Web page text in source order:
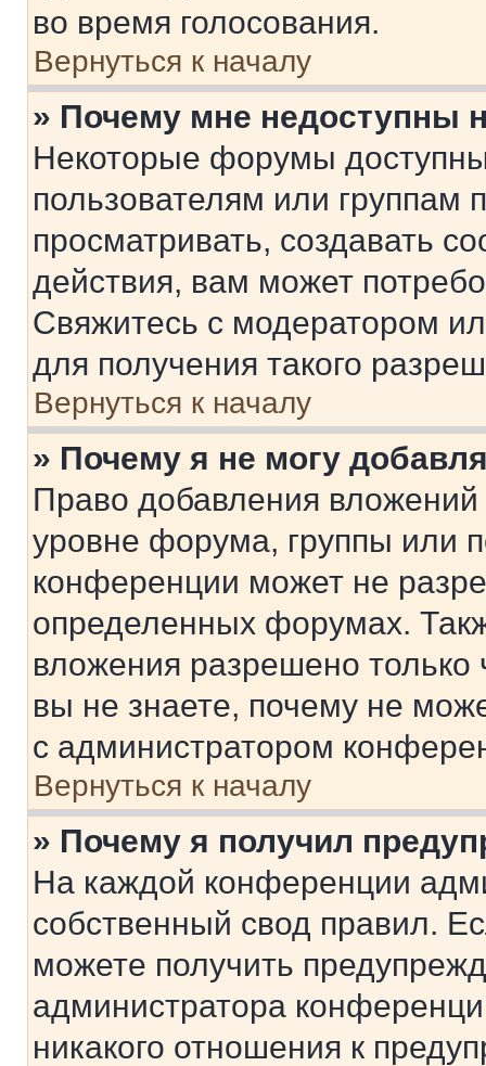
во время голосования.
Вернуться к началу
» Почему мне недоступны
Некоторые форумы
пользователям или группам
просматривать, создавать
действия, вам может
Свяжитесь с модератором
для получения такого
Вернуться к началу
» Почему я не могу
Право добавления
уровне форума, группы или
конференции может не
определенных форумах.
вложения разрешено
вы не знаете, почему не
с администратором
Вернуться к началу
» Почему я получил
На каждой конференции
собственный свод правил.
можете получить
администратора
никакого отношения к